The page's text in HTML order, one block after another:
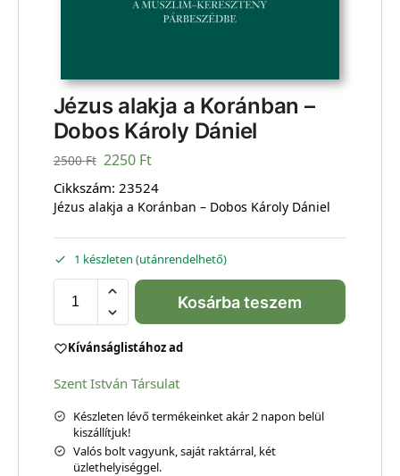
Jézus alakja a Koránban –
Dobos Károly Dániel
2500Ft 2250 Ft
Cikkszám: 23524
Jézus alakja a Koránban – Dobos Károly Dániel
1 készleten (utánrendelhető)
Kosárba teszem
Kívánságlistához ad
Szent István Társulat
Készleten lévő termékeinket akár 2 napon belül
kiszállítjuk!
Valós bolt vagyunk, saját raktárral, két
üzlethelyiséggel.